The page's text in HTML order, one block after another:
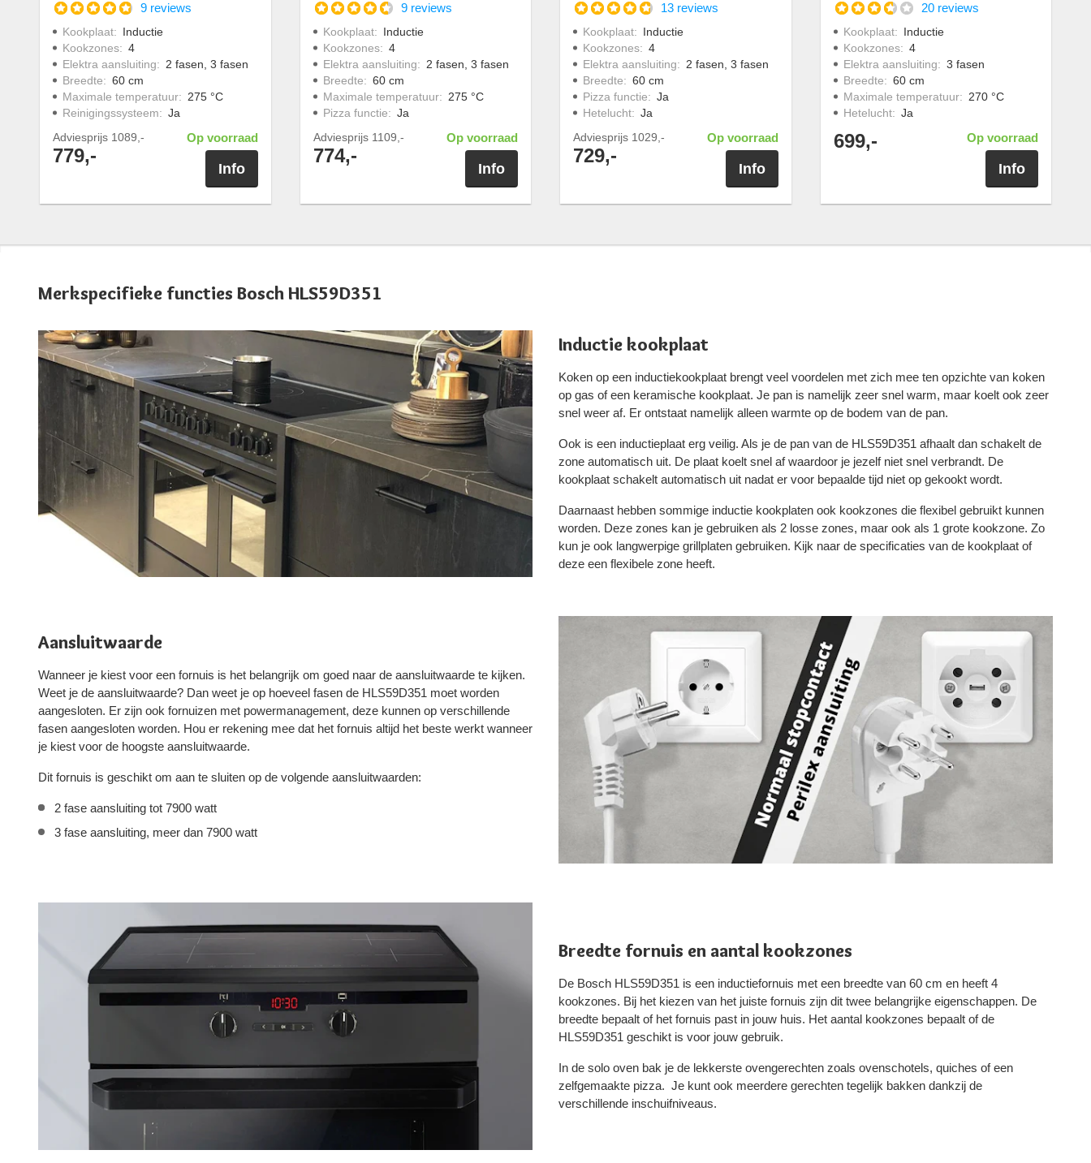
9 reviews
Kookplaat: Inductie
Kookzones: 4
Elektra aansluiting: 2 fasen, 3 fasen
Breedte: 60 cm
Maximale temperatuur: 275 °C
Reinigingssysteem: Ja
Adviesprijs 1089,-
779,-
Op voorraad
Info
9 reviews
Kookplaat: Inductie
Kookzones: 4
Elektra aansluiting: 2 fasen, 3 fasen
Breedte: 60 cm
Maximale temperatuur: 275 °C
Pizza functie: Ja
Adviesprijs 1109,-
774,-
Op voorraad
Info
13 reviews
Kookplaat: Inductie
Kookzones: 4
Elektra aansluiting: 2 fasen, 3 fasen
Breedte: 60 cm
Pizza functie: Ja
Hetelucht: Ja
Adviesprijs 1029,-
729,-
Op voorraad
Info
20 reviews
Kookplaat: Inductie
Kookzones: 4
Elektra aansluiting: 3 fasen
Breedte: 60 cm
Maximale temperatuur: 270 °C
Hetelucht: Ja
699,- Op voorraad
Info
Merkspecifieke functies Bosch HLS59D351
Inductie kookplaat
Koken op een inductiekookplaat brengt veel voordelen met zich mee ten opzichte van koken
op gas of een keramische kookplaat. Je pan is namelijk zeer snel warm, maar koelt ook zeer
snel weer af. Er ontstaat namelijk alleen warmte op de bodem van de pan.
Ook is een inductieplaat erg veilig. Als je de pan van de HLS59D351 afhaalt dan schakelt de
zone automatisch uit. De plaat koelt snel af waardoor je jezelf niet snel verbrandt. De
kookplaat schakelt automatisch uit nadat er voor bepaalde tijd niet op gekookt wordt.
Daarnaast hebben sommige inductie kookplaten ook kookzones die flexibel gebruikt kunnen
worden. Deze zones kan je gebruiken als 2 losse zones, maar ook als 1 grote kookzone. Zo
kun je ook langwerpige grillplaten gebruiken. Kijk naar de specificaties van de kookplaat of
deze een flexibele zone heeft.
Aansluitwaarde
Wanneer je kiest voor een fornuis is het belangrijk om goed naar de aansluitwaarde te kijken.
Weet je de aansluitwaarde? Dan weet je op hoeveel fasen de HLS59D351 moet worden
aangesloten. Er zijn ook fornuizen met powermanagement, deze kunnen op verschillende
fasen aangesloten worden. Hou er rekening mee dat het fornuis altijd het beste werkt wanneer
je kiest voor de hoogste aansluitwaarde.
Dit fornuis is geschikt om aan te sluiten op de volgende aansluitwaarden:
2 fase aansluiting tot 7900 watt
3 fase aansluiting, meer dan 7900 watt
Breedte fornuis en aantal kookzones
De Bosch HLS59D351 is een inductiefornuis met een breedte van 60 cm en heeft 4
kookzones. Bij het kiezen van het juiste fornuis zijn dit twee belangrijke eigenschappen. De
breedte bepaalt of het fornuis past in jouw huis. Het aantal kookzones bepaalt of de
HLS59D351 geschikt is voor jouw gebruik.
In de solo oven bak je de lekkerste ovengerechten zoals ovenschotels, quiches of een
zelfgemaakte pizza. Je kunt ook meerdere gerechten tegelijk bakken dankzij de
verschillende inschuifniveaus.